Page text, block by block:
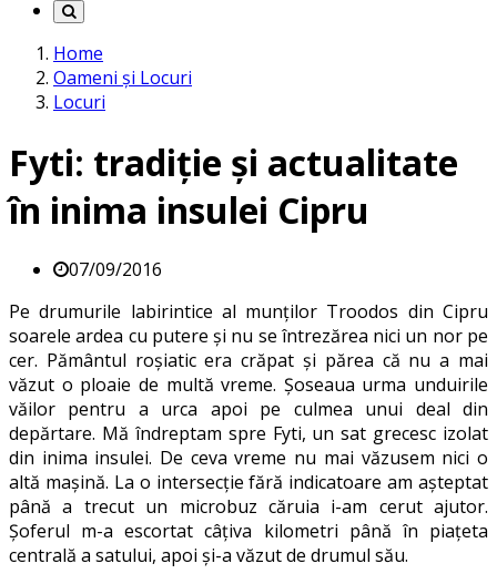
Home
Oameni și Locuri
Locuri
Fyti: tradiție și actualitate
în inima insulei Cipru
07/09/2016
Pe drumurile labirintice al munţilor Troodos din Cipru
soarele ardea cu putere şi nu se întrezărea nici un nor pe
cer. Pământul roşiatic era crăpat şi părea că nu a mai
văzut o ploaie de multă vreme. Şoseaua urma unduirile
văilor pentru a urca apoi pe culmea unui deal din
depărtare. Mă îndreptam spre Fyti, un sat grecesc izolat
din inima insulei. De ceva vreme nu mai văzusem nici o
altă maşină. La o intersecţie fără indicatoare am aşteptat
până a trecut un microbuz căruia i-am cerut ajutor.
Şoferul m-a escortat câţiva kilometri până în piaţeta
centrală a satului, apoi şi-a văzut de drumul său.